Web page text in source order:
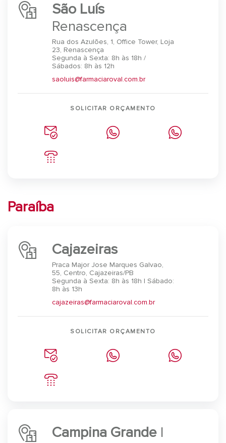
São Luís
Renascença
Rua dos Azulões, 1, Office Tower, Loja
23, Renascença
Segunda à Sexta: 8h às 18h /
Sábados: 8h às 12h
saoluis@farmaciaroval.com.br
SOLICITAR ORÇAMENTO
Paraíba
Cajazeiras
Praca Major Jose Marques Galvao,
55, Centro, Cajazeiras/PB
Segunda à Sexta: 8h às 18h | Sábado:
8h às 13h⠀
cajazeiras@farmaciaroval.com.br
SOLICITAR ORÇAMENTO
Campina Grande I